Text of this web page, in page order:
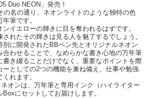
Duo NEON」発売！
の名の通り、ネオンライトのような独特の色
筆です。
イエローの輝きに目を奪われるはずです。
れたその輝きは見る人を魅了するでしょう。
別に開発されたBBペン先とオリジナルネオン
合わせることで、なめらかな書き心地の万年筆
書き綴ることだけでなく、重要なポイントを際
ーとしての2つの機能を兼ね備え、仕事や勉強
れます。
オンは、万年筆と専用インク（ハイライター
にセットしてお届けします。